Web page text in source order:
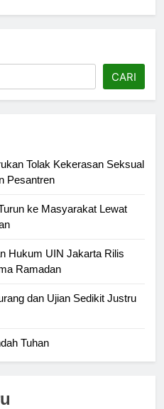
CARI
Tolak Kekerasan Seksual
Pesantren
ke Masyarakat Lewat
Hukum UIN Jakarta Rilis
Ramadan
dan Ujian Sedikit Justru
Tuhan